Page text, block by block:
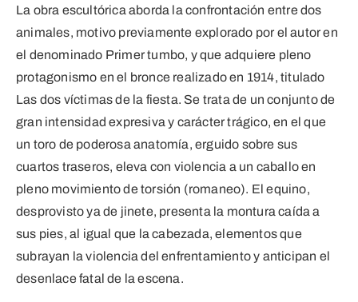
La obra escultórica aborda la confrontación entre dos
animales, motivo previamente explorado por el autor en
el denominado Primer tumbo, y que adquiere pleno
protagonismo en el bronce realizado en 1914, titulado
Las dos víctimas de la fiesta. Se trata de un conjunto de
gran intensidad expresiva y carácter trágico, en el que
un toro de poderosa anatomía, erguido sobre sus
cuartos traseros, eleva con violencia a un caballo en
pleno movimiento de torsión (romaneo). El equino,
desprovisto ya de jinete, presenta la montura caída a
sus pies, al igual que la cabezada, elementos que
subrayan la violencia del enfrentamiento y anticipan el
desenlace fatal de la escena.